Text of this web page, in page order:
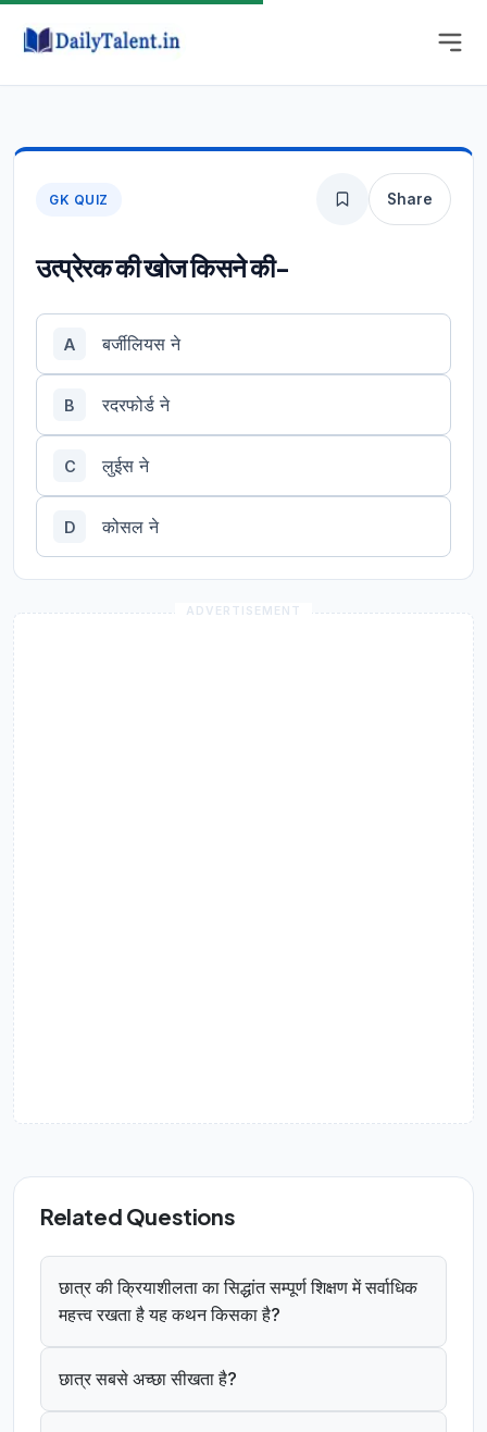
GK QUIZ Share
उत्प्रेरक की खोज किसने की-
A बर्जीलियस ने
B रदरफोर्ड ने
C लुईस ने
D कोसल ने
Related Questions
छात्र की क्रियाशीलता का सिद्धांत सम्पूर्ण शिक्षण में सर्वाधिक
महत्त्व रखता है यह कथन किसका है?
छात्र सबसे अच्छा सीखता है?